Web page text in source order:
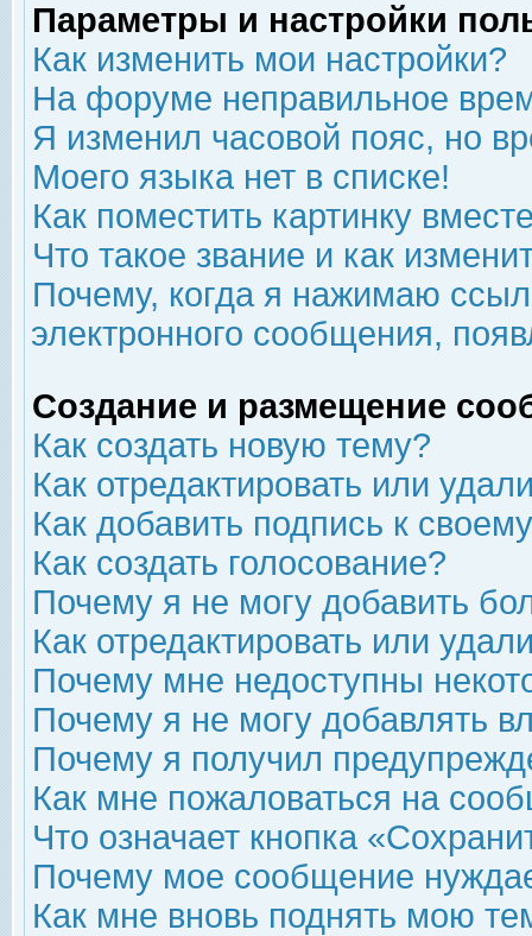
Параметры и настройки
Как изменить мои настройки?
На форуме неправильное
Я изменил часовой пояс, но
Моего языка нет в списке!
Как поместить картинку
Что такое звание и как
Почему, когда я нажимаю
электронного сообщения,
Создание и размещение
Как создать новую тему?
Как отредактировать или
Как добавить подпись к
Как создать голосование?
Почему я не могу добавить
Как отредактировать или
Почему мне недоступны
Почему я не могу добавлять
Почему я получил
Как мне пожаловаться на
Что означает кнопка
Почему мое сообщение
Как мне вновь поднять мою